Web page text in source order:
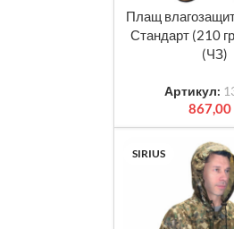
ВЫБЕРИТЕ
Плащ
Стандарт (210
(ЧЗ)
Артикул:
867,00
SIRIUS